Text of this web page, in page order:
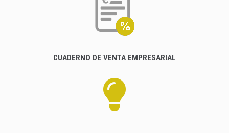
CUADERNO DE VENTA EMPRESARIAL